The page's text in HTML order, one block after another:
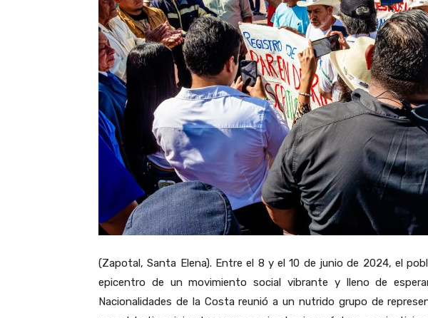
(Zapotal, Santa Elena). Entre el 8 y el 10 de junio de 2024, el
epicentro de un movimiento social vibrante y lleno de
Nacionalidades de la Costa reunió a un nutrido grupo de